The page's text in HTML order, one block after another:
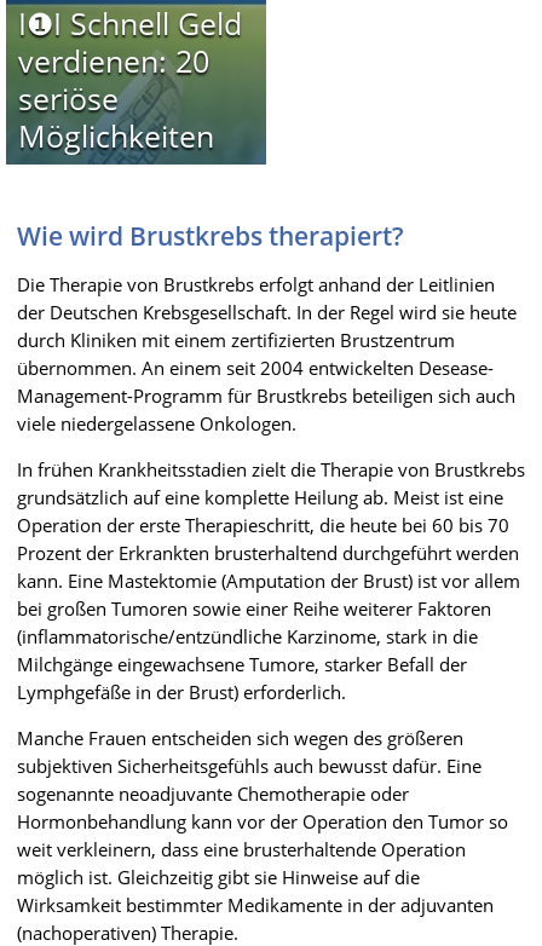
I❶I Schnell Geld
verdienen: 20
seriöse
Möglichkeiten
Wie wird Brustkrebs therapiert?
Die Therapie von Brustkrebs erfolgt anhand der Leitlinien
der Deutschen Krebsgesellschaft. In der Regel wird sie heute
durch Kliniken mit einem zertifizierten Brustzentrum
übernommen. An einem seit 2004 entwickelten Desease-
Management-Programm für Brustkrebs beteiligen sich auch
viele niedergelassene Onkologen.
In frühen Krankheitsstadien zielt die Therapie von Brustkrebs
grundsätzlich auf eine komplette Heilung ab. Meist ist eine
Operation der erste Therapieschritt, die heute bei 60 bis 70
Prozent der Erkrankten brusterhaltend durchgeführt werden
kann. Eine Mastektomie (Amputation der Brust) ist vor allem
bei großen Tumoren sowie einer Reihe weiterer Faktoren
(inflammatorische/entzündliche Karzinome, stark in die
Milchgänge eingewachsene Tumore, starker Befall der
Lymphgefäße in der Brust) erforderlich.
Manche Frauen entscheiden sich wegen des größeren
subjektiven Sicherheitsgefühls auch bewusst dafür. Eine
sogenannte neoadjuvante Chemotherapie oder
Hormonbehandlung kann vor der Operation den Tumor so
weit verkleinern, dass eine brusterhaltende Operation
möglich ist. Gleichzeitig gibt sie Hinweise auf die
Wirksamkeit bestimmter Medikamente in der adjuvanten
(nachoperativen) Therapie.